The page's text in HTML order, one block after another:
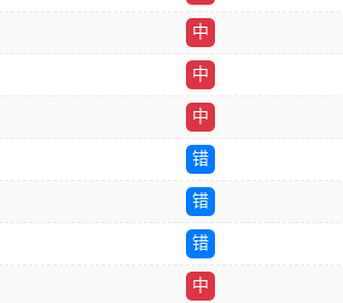
中
中
中
错
错
错
中